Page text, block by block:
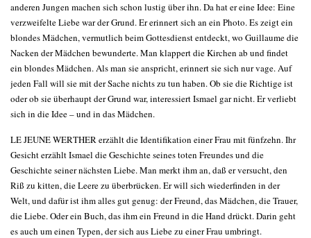
anderen Jungen machen sich schon lustig über ihn. Da hat er eine Idee: Eine
verzweifelte Liebe war der Grund. Er erinnert sich an ein Photo. Es zeigt ein
blondes Mädchen, vermutlich beim Gottesdienst entdeckt, wo Guillaume die
Nacken der Mädchen bewunderte. Man klappert die Kirchen ab und findet
ein blondes Mädchen. Als man sie anspricht, erinnert sie sich nur vage. Auf
jeden Fall will sie mit der Sache nichts zu tun haben. Ob sie die Richtige ist
oder ob sie überhaupt der Grund war, interessiert Ismael gar nicht. Er verliebt
sich in die Idee – und in das Mädchen.
LE JEUNE WERTHER erzählt die Identifikation einer Frau mit fünfzehn. Ihr
Gesicht erzählt Ismael die Geschichte seines toten Freundes und die
Geschichte seiner nächsten Liebe. Man merkt ihm an, daß er versucht, den
Riß zu kitten, die Leere zu überbrücken. Er will sich wiederfinden in der
Welt, und dafür ist ihm alles gut genug: der Freund, das Mädchen, die Trauer,
die Liebe. Oder ein Buch, das ihm ein Freund in die Hand drückt. Darin geht
es auch um einen Typen, der sich aus Liebe zu einer Frau umbringt.